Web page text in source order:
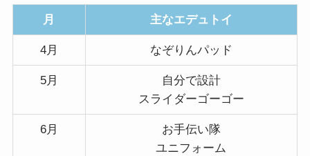
月 主なエデュトイ
4月 なぞりんパッド
5月
自分で設計
スライダーゴーゴー
6月
お手伝い隊
ユニフォーム